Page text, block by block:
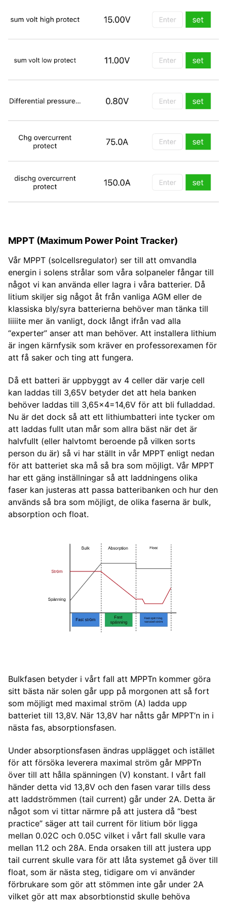
MPPT (Maximum Power Point Tracker)
Vår MPPT (solcellsregulator) ser till att omvandla
energin i solens strålar som våra solpaneler fångar till
något vi kan använda eller lagra i våra batterier. Då
litium skiljer sig något åt från vanliga AGM eller de
klassiska bly/syra batterierna behöver man tänka till
liiiite mer än vanligt, dock långt ifrån vad alla
“experter” anser att man behöver. Att installera lithium
är ingen kärnfysik som kräver en professorexamen för
att få saker och ting att fungera.
Då ett batteri är uppbyggt av 4 celler där varje cell
kan laddas till 3,65V betyder det att hela banken
behöver laddas till 3,65x4=14,6V för att bli fulladdad.
Nu är det dock så att ett lithiumbatteri inte tycker om
att laddas fullt utan mår som allra bäst när det är
halvfullt (eller halvtomt beroende på vilken sorts
person du är) så vi har ställt in vår MPPT enligt nedan
för att batteriet ska må så bra som möjligt. Vår MPPT
har ett gäng inställningar så att laddningens olika
faser kan justeras att passa batteribanken och hur den
används så bra som möjligt, de olika faserna är bulk,
absorption och float.
Bulkfasen betyder i vårt fall att MPPTn kommer göra
sitt bästa när solen går upp på morgonen att så fort
som möjligt med maximal ström (A) ladda upp
batteriet till 13,8V. När 13,8V har nåtts går MPPT’n in i
nästa fas, absorptionsfasen.
Under absorptionsfasen ändras upplägget och istället
för att försöka leverera maximal ström går MPPTn
över till att hålla spänningen (V) konstant. I vårt fall
händer detta vid 13,8V och den fasen varar tills dess
att laddströmmen (tail current) går under 2A. Detta är
något som vi tittar närmre på att justera då “best
practice” säger att tail current för litium bör ligga
mellan 0.02C och 0.05C vilket i vårt fall skulle vara
mellan 11.2 och 28A. Enda orsaken till att justera upp
tail current skulle vara för att låta systemet gå över till
float, som är nästa steg, tidigare om vi använder
förbrukare som gör att stömmen inte går under 2A
vilket gör att max absorbtionstid skulle behöva